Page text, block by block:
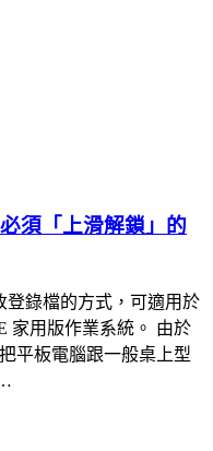
須「上滑解鎖」的
登錄檔的方式，可適用於
家用版作業系統。 由於
平板電腦跟一般桌上型